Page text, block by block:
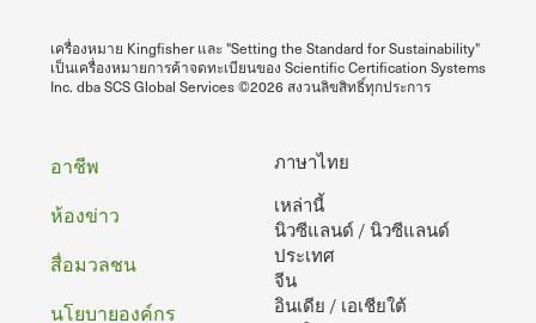
เครื่องหมาย Kingfisher และ "Setting the Standard for Sustainability"
เป็นเครื่องหมายการค้าจดทะเบียนของ Scientific Certification Systems
Inc. dba SCS Global Services ©2026 สงวนลิขสิทธิ์ทุกประการ
ภาษาไทย
เหล่านี้
นิวซีแลนด์ / นิวซีแลนด์
ประเทศ
จีน
อินเดีย / เอเชียใต้
ท้าย
กระดาษ
อาชีพ
ห้องข่าว
สื่อมวลชน
นโยบายองค์กร